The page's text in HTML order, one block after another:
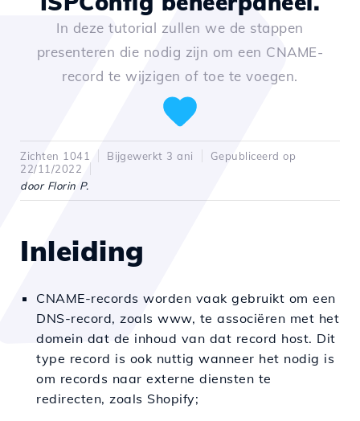
In deze tutorial zullen we de stappen
presenteren die nodig zijn om een CNAME-
record te wijzigen of toe te voegen.
Zichten 1041 Bijgewerkt 3 ani
Gepubliceerd op
22/11/2022
door Florin P.
Inleiding
CNAME-records worden vaak gebruikt om een
DNS-record, zoals www, te associëren met het
domein dat de inhoud van dat record host. Dit
type record is ook nuttig wanneer het nodig is
om records naar externe diensten te
redirecten, zoals Shopify;